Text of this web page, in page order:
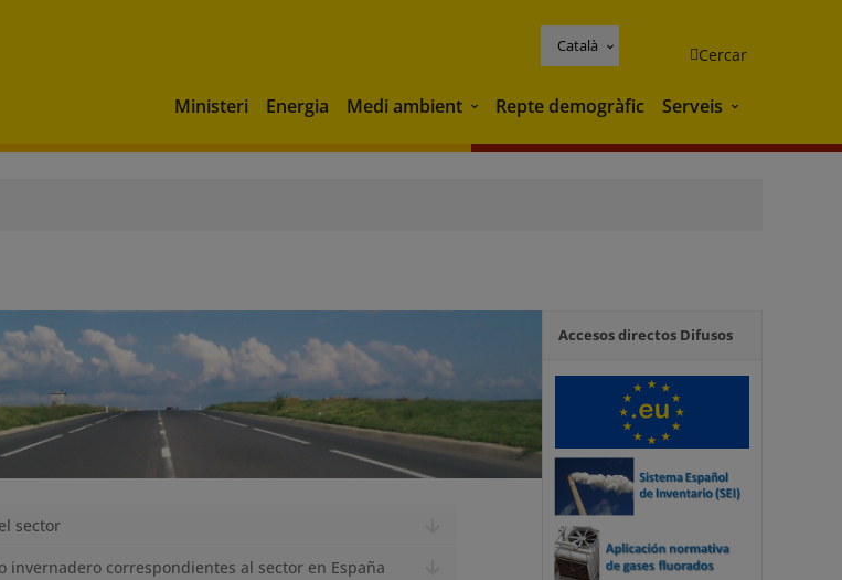
Català Cercar
Ministeri Energia Medi ambient Medi ambient
Repte demogràfic Serveis Serveis
sector
invernadero correspondientes al sector en España
Accesos directos Difusos